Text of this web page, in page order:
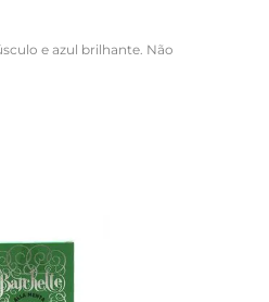
e azul brilhante. Não